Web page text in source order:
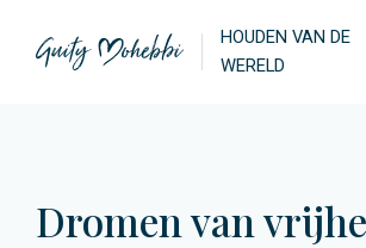
HOUDEN VAN DE
WERELD
Dromen van